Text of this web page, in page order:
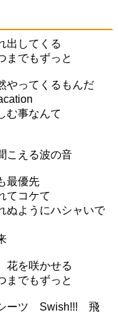
してくる
でもずっと
ってくるもんだ
む事なんて
こえる波の音
最優先
てコケて
ぬようにハシャいで
を咲かせる
でもずっと
ーツ Swish!!! 飛